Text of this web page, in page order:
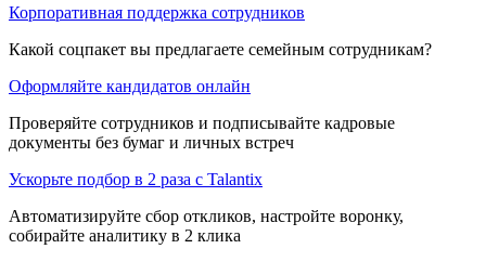
Корпоративная поддержка сотрудников
Какой соцпакет вы предлагаете семейным сотрудникам?
Оформляйте кандидатов онлайн
Проверяйте сотрудников и подписывайте кадровые
документы без бумаг и личных встреч
Ускорьте подбор в 2 раза с Talantix
Автоматизируйте сбор откликов, настройте воронку,
собирайте аналитику в 2 клика